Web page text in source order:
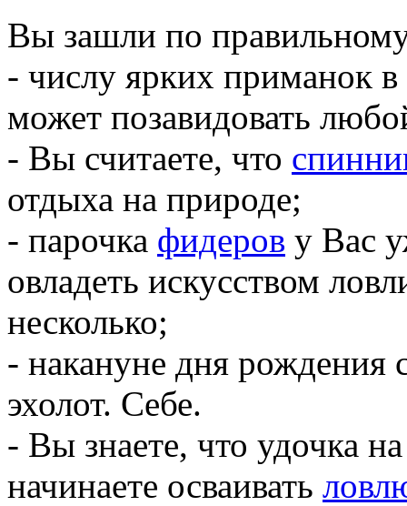
Вы зашли по
- числу ярких приманок
может позавидовать
- Вы считаете, что
отдыха на природе;
- парочка фидеров у Вас
овладеть искусством
несколько;
- накануне дня
эхолот. Себе.
- Вы знаете, что удочка
начинаете осваивать